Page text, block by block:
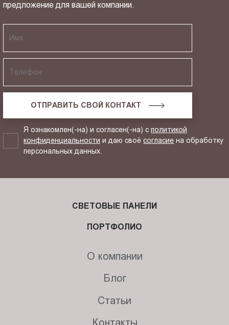
предложение для вашей компании.
ОТПРАВИТЬ СВОЙ КОНТАКТ
Я ознакомлен(-на) и согласен(-на) сполитикой
конфиденциальности и даю своёсогласие на обработку
персональных данных.
СВЕТОВЫЕ ПАНЕЛИ
ПОРТФОЛИО
О компании
Блог
Статьи
Контакты